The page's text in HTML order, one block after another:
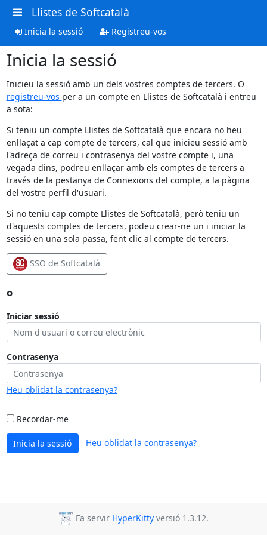
Llistes de Softcatalà
Inicia la sessió Registreu-vos
Inicia la sessió
Inicieu la sessió amb un dels vostres comptes de tercers. O
registreu-vos per a un compte en Llistes de Softcatalà i entreu
a sota:
Si teniu un compte Llistes de Softcatalà que encara no heu
enllaçat a cap compte de tercers, cal que inicieu sessió amb
l'adreça de correu i contrasenya del vostre compte i, una
vegada dins, podreu enllaçar amb els comptes de tercers a
través de la pestanya de Connexions del compte, a la pàgina
del vostre perfil d'usuari.
Si no teniu cap compte Llistes de Softcatalà, però teniu un
d'aquests comptes de tercers, podeu crear-ne un i iniciar la
sessió en una sola passa, fent clic al compte de tercers.
SSO de Softcatalà
o
Iniciar sessió
Contrasenya
Heu oblidat la contrasenya?
Recordar-me
Inicia la sessió Heu oblidat la contrasenya?
Fa servir HyperKitty versió 1.3.12.